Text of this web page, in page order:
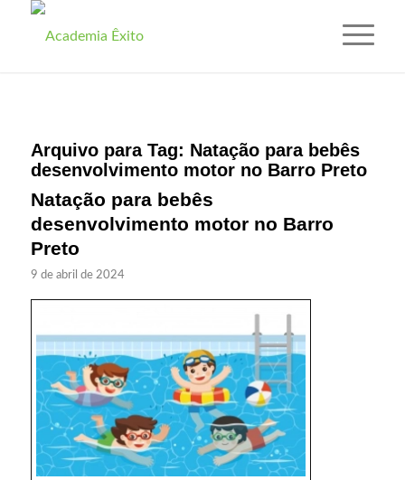
Arquivo para Tag: Natação para bebês
desenvolvimento motor no Barro Preto
Natação para bebês
desenvolvimento motor no Barro
Preto
9 de abril de 2024